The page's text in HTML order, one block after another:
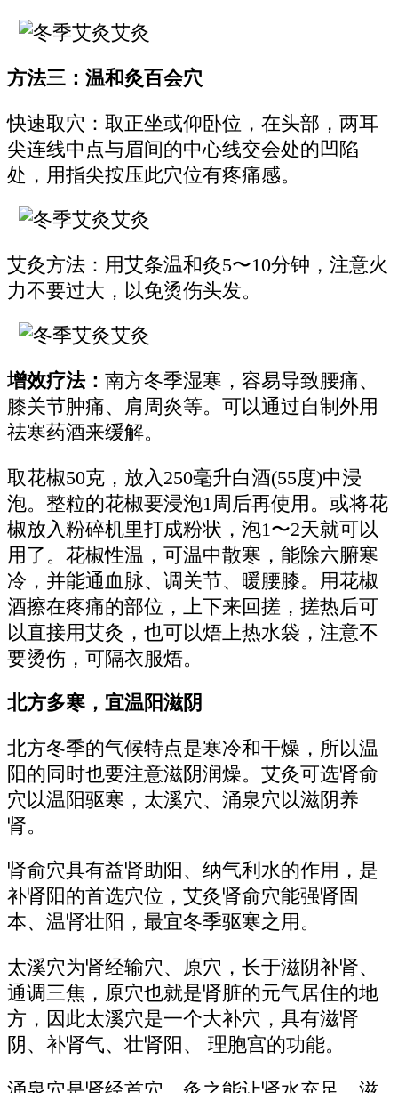
方法三：温和灸百会穴
快速取穴：取正坐或仰卧位，在头部，两耳
尖连线中点与眉间的中心线交会处的凹陷
处，用指尖按压此穴位有疼痛感。
艾灸方法：用艾条温和灸5〜10分钟，注意火
力不要过大，以免烫伤头发。
增效疗法： 南方冬季湿寒，容易导致腰痛、
膝关节肿痛、肩周炎等。可以通过自制外用
祛寒药酒来缓解。
取花椒50克，放入250毫升白酒(55度)中浸
泡。整粒的花椒要浸泡1周后再使用。或将花
椒放入粉碎机里打成粉状，泡1〜2天就可以
用了。花椒性温，可温中散寒，能除六腑寒
冷，并能通血脉、调关节、暖腰膝。用花椒
酒擦在疼痛的部位，上下来回搓，搓热后可
以直接用艾灸，也可以焐上热水袋，注意不
要烫伤，可隔衣服焐。
北方多寒，宜温阳滋阴
北方冬季的气候特点是寒冷和干燥，所以温
阳的同时也要注意滋阴润燥。艾灸可选肾俞
穴以温阳驱寒，太溪穴、涌泉穴以滋阴养
肾。
肾俞穴具有益肾助阳、纳气利水的作用，是
补肾阳的首选穴位，艾灸肾俞穴能强肾固
本、温肾壮阳，最宜冬季驱寒之用。
太溪穴为肾经输穴、原穴，长于滋阴补肾、
通调三焦，原穴也就是肾脏的元气居住的地
方，因此太溪穴是一个大补穴，具有滋肾
阴、补肾气、壮肾阳、 理胞宫的功能。